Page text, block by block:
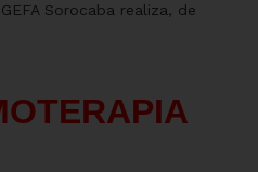
Sorocaba realiza, de